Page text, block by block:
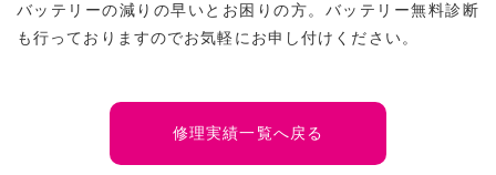
バッテリーの減りの早いとお困りの方。バッテリー無料診断
も行っておりますのでお気軽にお申し付けください。
修理実績一覧へ戻る